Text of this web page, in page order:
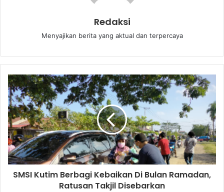
Redaksi
Menyajikan berita yang aktual dan terpercaya
SMSI Kutim Berbagi Kebaikan Di Bulan Ramadan,
Ratusan Takjil Disebarkan